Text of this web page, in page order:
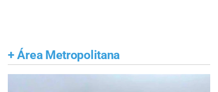
+ Área Metropolitana